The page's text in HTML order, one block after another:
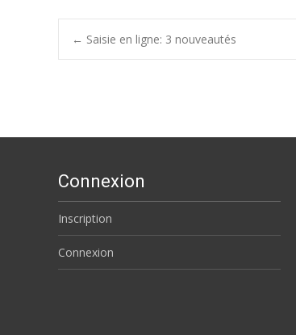
Post
← Saisie en ligne: 3 nouveautés
Connexion
Inscription
Connexion